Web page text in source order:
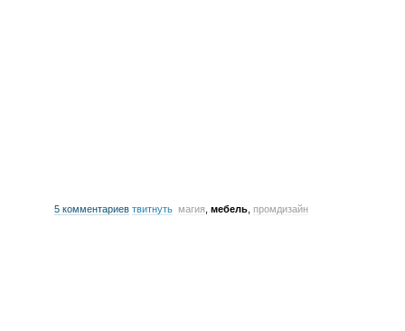
5 комментариев твитнуть магия мебель промдизайн